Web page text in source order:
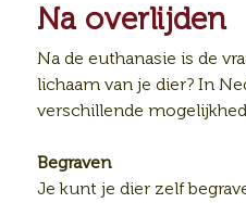
Na overlijden
Na de euthanasie is de
lichaam van je dier? In
verschillende
Begraven
Je kunt je dier zelf